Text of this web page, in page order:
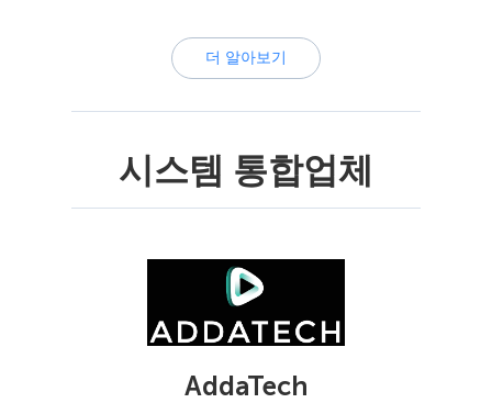
더 알아보기
시스템 통합업체
AddaTech